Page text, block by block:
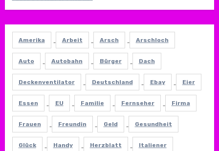
Amerika Arbeit Arsch Arschloch
Auto Autobahn Bürger Dach
Deckenventilator Deutschland Ebay Eier
Essen EU Familie Fernseher Firma
Frauen Freundin Geld Gesundheit
Glück Handy Herzblatt Italiener